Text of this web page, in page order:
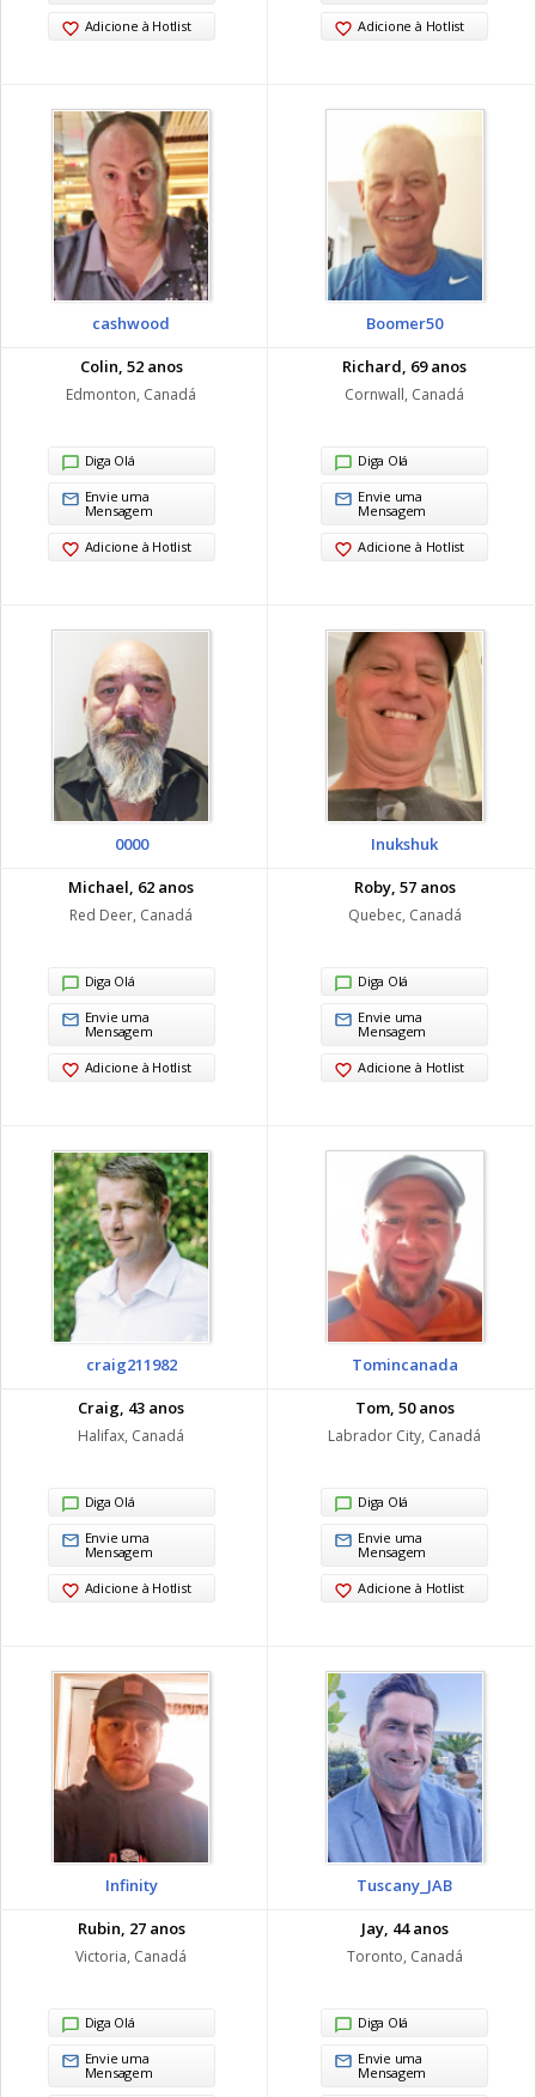
Adicione à Hotlist Adicione à Hotlist
cashwood
Colin, 52 anos
Edmonton, Canadá
Diga Olá
Envie uma
Mensagem
Adicione à Hotlist
Boomer50
Richard, 69 anos
Cornwall, Canadá
Diga Olá
Envie uma
Mensagem
Adicione à Hotlist
0000
Michael, 62 anos
Red Deer, Canadá
Diga Olá
Envie uma
Mensagem
Adicione à Hotlist
Inukshuk
Roby, 57 anos
Quebec, Canadá
Diga Olá
Envie uma
Mensagem
Adicione à Hotlist
craig211982
Craig, 43 anos
Halifax, Canadá
Diga Olá
Envie uma
Mensagem
Adicione à Hotlist
Tomincanada
Tom, 50 anos
Labrador City, Canadá
Diga Olá
Envie uma
Mensagem
Adicione à Hotlist
Infinity
Rubin, 27 anos
Victoria, Canadá
Diga Olá
Envie uma
Mensagem
Tuscany_JAB
Jay, 44 anos
Toronto, Canadá
Diga Olá
Envie uma
Mensagem